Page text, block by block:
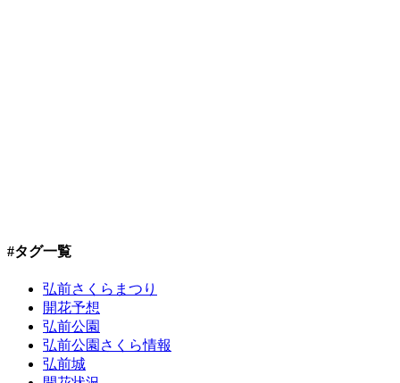
#タグ一覧
弘前さくらまつり
開花予想
弘前公園
弘前公園さくら情報
弘前城